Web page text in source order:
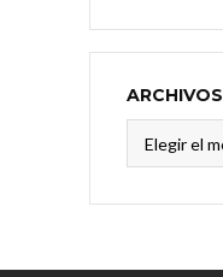
ARCHIVOS